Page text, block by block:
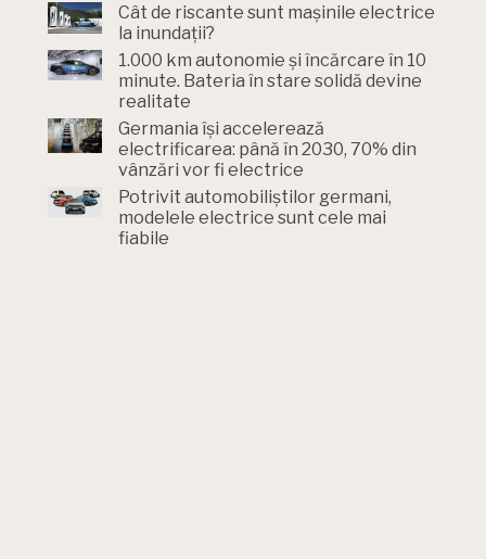
Cât de riscante sunt mașinile electrice
la inundații?
1.000 km autonomie și încărcare în 10
minute. Bateria în stare solidă devine
realitate
Germania își accelerează
electrificarea: până în 2030, 70% din
vânzări vor fi electrice
Potrivit automobiliștilor germani,
modelele electrice sunt cele mai
fiabile